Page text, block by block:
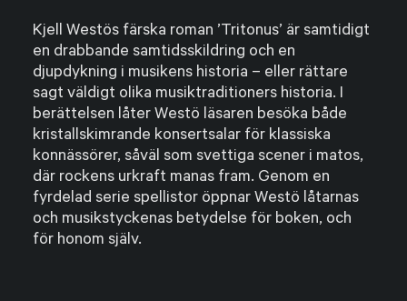
Kjell Westös färska roman ’Tritonus’ är samtidigt
en drabbande samtidsskildring och en
djupdykning i musikens historia – eller rättare
sagt väldigt olika musiktraditioners historia. I
berättelsen låter Westö läsaren besöka både
kristallskimrande konsertsalar för klassiska
konnässörer, såväl som svettiga scener i matos,
där rockens urkraft manas fram. Genom en
fyrdelad serie spellistor öppnar Westö låtarnas
och musikstyckenas betydelse för boken, och
för honom själv.